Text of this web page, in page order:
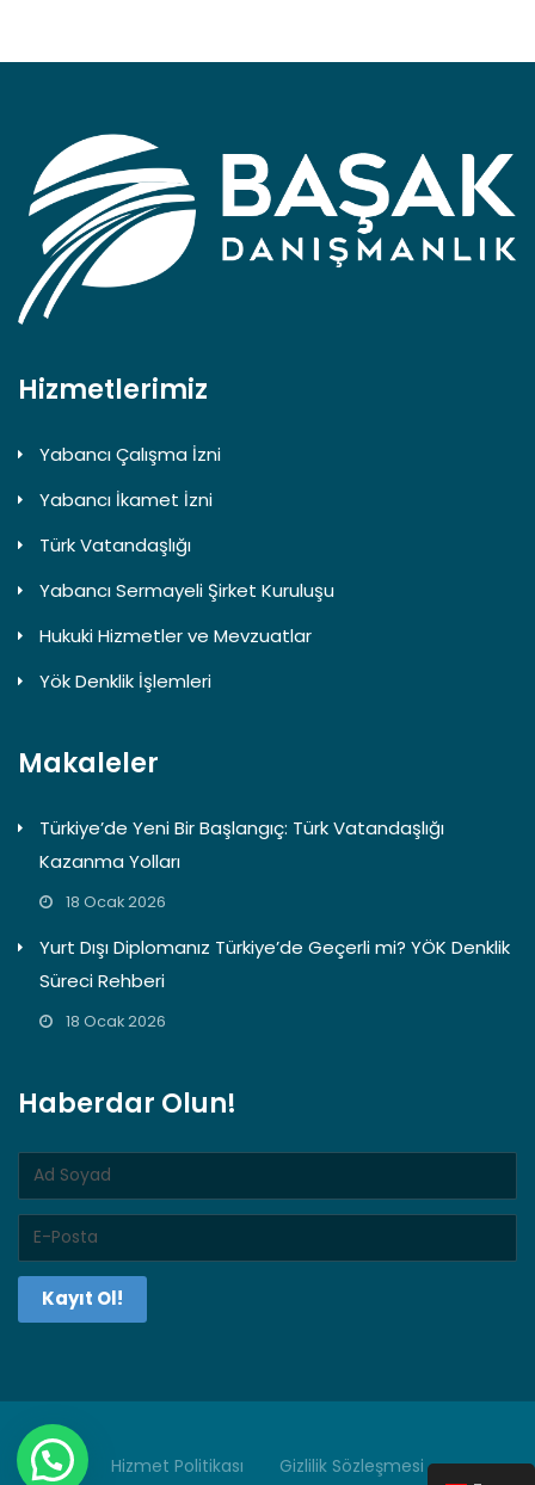
Hizmetlerimiz
Yabancı Çalışma İzni
Yabancı İkamet İzni
Türk Vatandaşlığı
Yabancı Sermayeli Şirket Kuruluşu
Hukuki Hizmetler ve Mevzuatlar
Yök Denklik İşlemleri
Makaleler
Türkiye’de Yeni Bir Başlangıç: Türk Vatandaşlığı
Kazanma Yolları
18 Ocak 2026
Yurt Dışı Diplomanız Türkiye’de Geçerli mi? YÖK Denklik
Süreci Rehberi
18 Ocak 2026
Haberdar Olun!
Kayıt Ol!
Hizmet Politikası Gizlilik Sözleşmesi